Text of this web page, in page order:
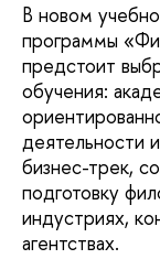
В новом
программы
предстоит
обучения:
деятельности
бизнес-трек,
подготовку
индустриях,
агентствах.